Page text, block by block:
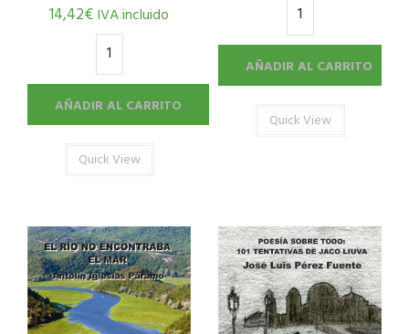
14,42€IVA incluido
AÑADIR AL CARRITO
Quick View
AÑADIR AL CARRITO
Quick View